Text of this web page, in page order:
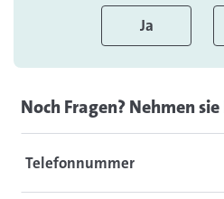
Noch Fragen? Nehmen
Telefonnummer
Ja